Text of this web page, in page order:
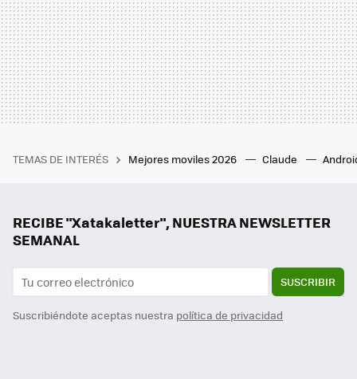
TEMAS DE INTERÉS Mejores moviles 2026 Claude
RECIBE "Xatakaletter", NUESTRA NEWSLETTER
SEMANAL
SUSCRIBIR
Suscribiéndote aceptas nuestra política de privacidad